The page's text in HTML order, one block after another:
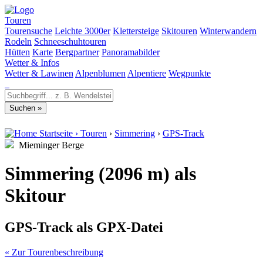
Touren
Tourensuche Leichte 3000er Klettersteige Skitouren Winterwandern
Rodeln Schneeschuhtouren
Hütten Karte Bergpartner Panoramabilder
Wetter & Infos
Wetter & Lawinen Alpenblumen Alpentiere Wegpunkte
Startseite › Touren › Simmering › GPS-Track
Mieminger Berge
Simmering (2096 m) als
Skitour
GPS-Track als GPX-Datei
« Zur Tourenbeschreibung